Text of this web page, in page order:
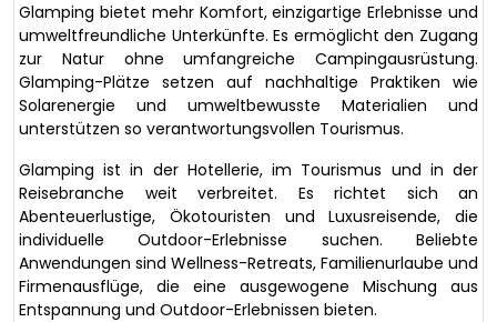
Glamping bietet mehr Komfort, einzigartige Erlebnisse und
umweltfreundliche Unterkünfte. Es ermöglicht den Zugang
zur Natur ohne umfangreiche Campingausrüstung.
Glamping-Plätze setzen auf nachhaltige Praktiken wie
Solarenergie und umweltbewusste Materialien und
unterstützen so verantwortungsvollen Tourismus.
Glamping ist in der Hotellerie, im Tourismus und in der
Reisebranche weit verbreitet. Es richtet sich an
Abenteuerlustige, Ökotouristen und Luxusreisende, die
individuelle Outdoor-Erlebnisse suchen. Beliebte
Anwendungen sind Wellness-Retreats, Familienurlaube und
Firmenausflüge, die eine ausgewogene Mischung aus
Entspannung und Outdoor-Erlebnissen bieten.